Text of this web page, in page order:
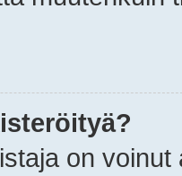
on